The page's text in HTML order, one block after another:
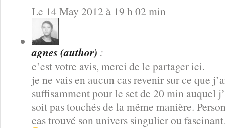
Le 14 May 2012 à 19 h 02 min
agnes (author) :
c’est votre avis, merci de le partager ici.
je ne vais en aucun cas revenir sur ce que
suffisamment pour le set de 20 min auquel
soit pas touchés de la même manière.
cas trouvé son univers singulier ou